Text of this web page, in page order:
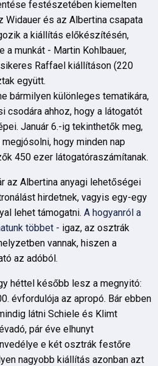
festészetében kiemelten
Widauer és az Albertina csapata
a kiállítás előkészítésén,
munkát - Martin Kohlbauer,
Raffael kiállításon (220
együtt.
bármilyen különleges tematikára,
csodára ahhoz, hogy a látogatót
Január 6.-ig tekinthetők meg,
hogy minden nap
450 ezer látogatóraszámítanak.
az Albertina anyagi lehetőségei
hirdetnek, vagyis egy-egy
lehet támogatni. A hogyanról a
többet - igaz, az osztrák
vannak, hiszen a
az adóból.
héttel később lesz a megnyitó:
évfordulója az apropó. Bár ebben
látni Schiele és Klimt
pár éve elhunyt
e két osztrák festőre
nagyobb kiállítás azonban azt